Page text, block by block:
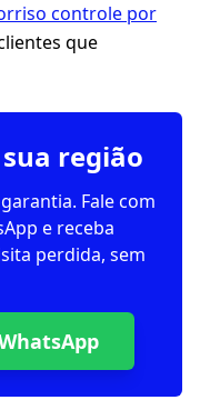
controle por
que
região
Fale com
e receba
perdida, sem